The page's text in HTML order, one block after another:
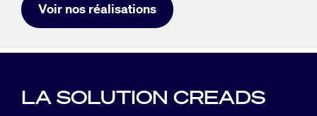
Voir nos réalisations
LA SOLUTION CREADS